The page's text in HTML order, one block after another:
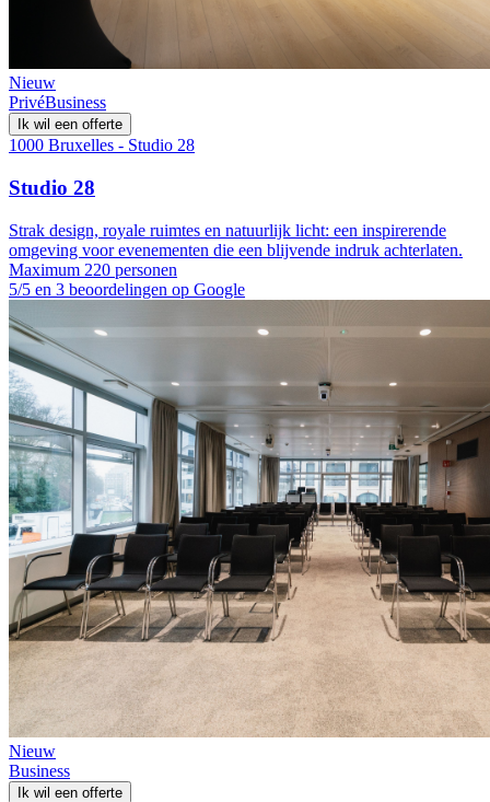
Nieuw
PrivéBusiness
Ik wil een offerte
1000 Bruxelles - Studio 28
Studio 28
Strak design, royale ruimtes en natuurlijk licht: een inspirerende
omgeving voor evenementen die een blijvende indruk achterlaten.
Maximum 220 personen
5/5 en 3 beoordelingen op Google
Nieuw
Business
Ik wil een offerte